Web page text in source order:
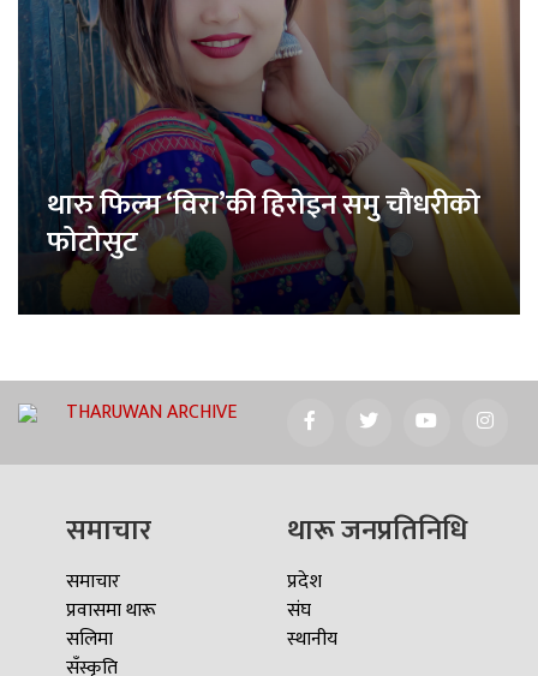
थारु फिल्म ‘विरा’की हिरोइन समु चौधरीको
फोटोसुट
THARUWAN ARCHIVE
समाचार
समाचार
प्रवासमा थारू
सलिमा
सँस्कृति
थारू जनप्रतिनिधि
प्रदेश
संघ
स्थानीय